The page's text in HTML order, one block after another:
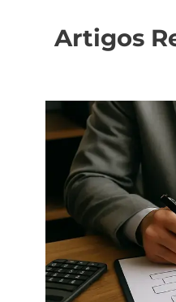
Artigos